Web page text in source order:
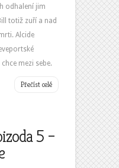
odhalení jim
totiž zuří a nad
Alcide
mezi sebe.
Přečíst celé
5 –